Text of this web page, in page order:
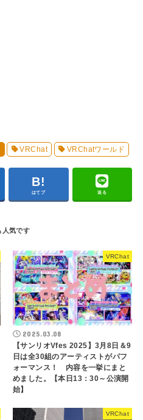
VRChat VRChatワールド
はてブ 送る
VRChat
2025.03.08
【サンリオVfes 2025】3月8日＆9
日は全30組のアーティストがパフ
ォーマンス！ 内容を一挙にまと
めました。【本日13：30～公演開
始】
VRChat